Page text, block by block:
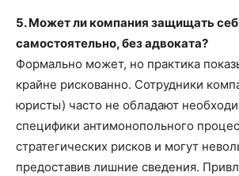
5. Может ли компания защищать
самостоятельно, без адвоката?
Формально может, но практика
крайне рискованно. Сотрудники
юристы) часто не обладают
специфики антимонопольного
стратегических рисков и могут
предоставив лишние сведения.